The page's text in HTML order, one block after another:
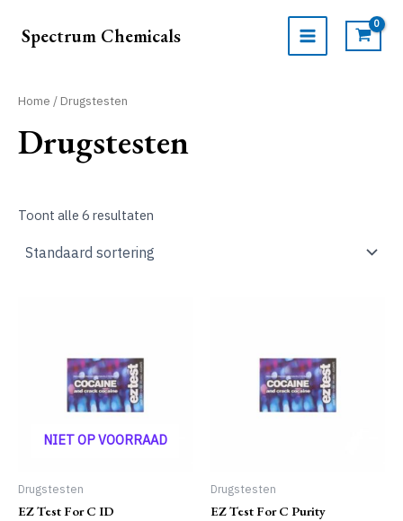
naarSpectrum Chemicals
MAIN
Home / Drugstesten
Drugstesten
Toont alle 6 resultaten
NIET OP VOORRAAD
Drugstesten
EZ Test For C ID
Drugstesten
EZ Test For C Purity